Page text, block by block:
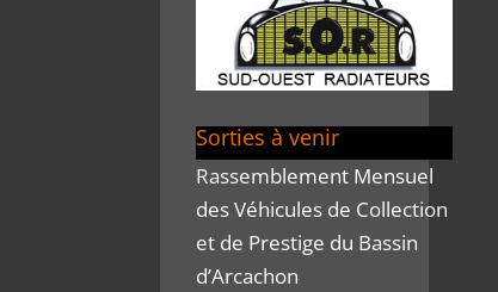
Sorties à venir
Rassemblement Mensuel
des Véhicules de Collection
et de Prestige du Bassin
d’Arcachon